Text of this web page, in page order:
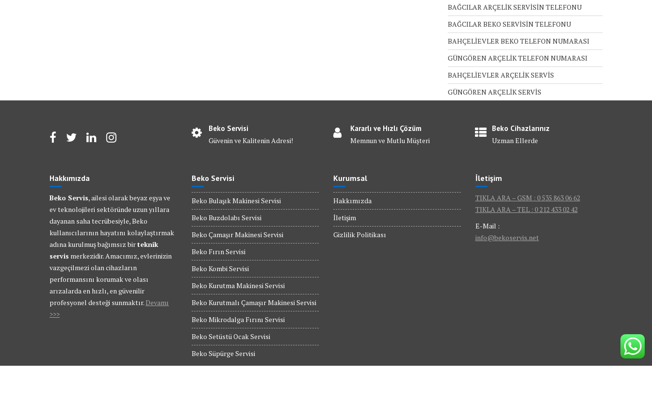
BAĞCILAR ARÇELİK SERVİSİN TELEFONU
BAĞCILAR BEKO SERVİSİN TELEFONU
BAHÇELİEVLER BEKO TELEFON NUMARASI
GÜNGÖREN ARÇELİK TELEFON NUMARASI
BAHÇELİEVLER ARÇELİK SERVİS
GÜNGÖREN ARÇELİK SERVİS
Beko Servisi
Güvenin ve Kalitenin Adresi!
Kararlı ve Hızlı Çözüm
Memnun ve Mutlu Müşteri
Beko Cihazlarınız
Uzman Ellerde
Hakkımızda
Beko Servis, ailesi olarak beyaz eşya ve
ev teknolojileri sektöründe uzun yıllara
dayanan saha tecrübesiyle, Beko
kullanıcılarının hayatını kolaylaştırmak
adına kurulmuş bağımsız birteknik
servis merkezidir. Amacımız, evlerinizin
vazgeçilmezi olan cihazların
performansını korumak ve olası
arızalarda en hızlı, en güvenilir
profesyonel desteği sunmaktır. Devamı
>>>
Beko Servisi
Beko Bulaşık Makinesi Servisi
Beko Buzdolabı Servisi
Beko Çamaşır Makinesi Servisi
Beko Fırın Servisi
Beko Kombi Servisi
Beko Kurutma Makinesi Servisi
Beko Kurutmalı Çamaşır Makinesi Servisi
Beko Mikrodalga Fırını Servisi
Beko Setüstü Ocak Servisi
Beko Süpürge Servisi
Kurumsal
Hakkımızda
İletişim
Gizlilik Politikası
İletişim
TIKLA ARA – GSM : 0 535 863 06 62
TIKLA ARA – TEL : 0 212 433 02 42
E-Mail :
info@bekoservis.net